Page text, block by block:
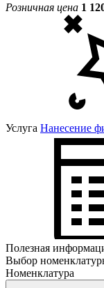
Розничная цена 1
Услуга Нанесение
Полезная
Выбор
Номенклатура